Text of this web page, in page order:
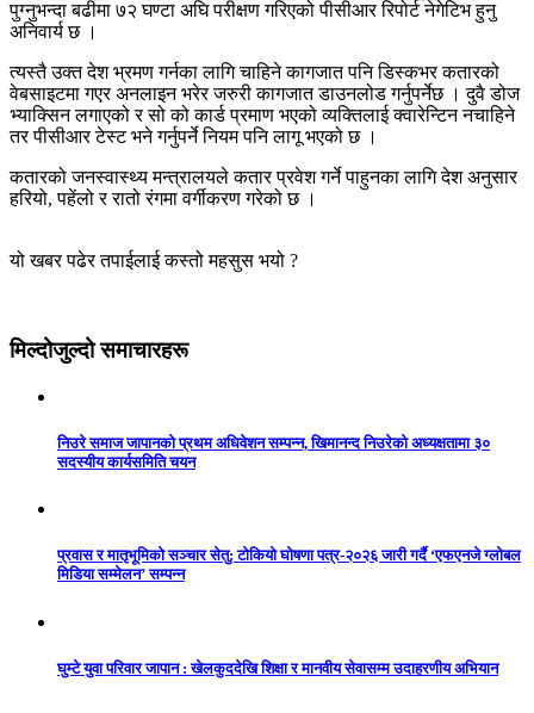
पुग्नुभन्दा बढीमा ७२ घण्टा अघि परीक्षण गरिएको पीसीआर रिपोर्ट नेगेटिभ हुनु
अनिवार्य छ ।
त्यस्तै उक्त देश भ्रमण गर्नका लागि चाहिने कागजात पनि डिस्कभर कतारको
वेबसाइटमा गएर अनलाइन भरेर जरुरी कागजात डाउनलोड गर्नुपर्नेछ । दुवै डोज
भ्याक्सिन लगाएको र सो को कार्ड प्रमाण भएको व्यक्तिलाई क्वारेन्टिन नचाहिने
तर पीसीआर टेस्ट भने गर्नुपर्ने नियम पनि लागू भएको छ ।
कतारको जनस्वास्थ्य मन्त्रालयले कतार प्रवेश गर्ने पाहुनका लागि देश अनुसार
हरियो, पहेंलो र रातो रंगमा वर्गीकरण गरेको छ ।
यो खबर पढेर तपाईलाई कस्तो महसुस भयो ?
मिल्दोजुल्दो समाचारहरू
निउरे समाज जापानको प्रथम अधिवेशन सम्पन्न, खिमानन्द निउरेको अध्यक्षतामा ३०
सदस्यीय कार्यसमिति चयन
प्रवास र मातृभूमिको सञ्चार सेतु: टोकियो घोषणा पत्र-२०२६ जारी गर्दै ‘एफएनजे ग्लोबल
मिडिया सम्मेलन’ सम्पन्न
घुम्टे युवा परिवार जापान : खेलकुददेखि शिक्षा र मानवीय सेवासम्म उदाहरणीय अभियान